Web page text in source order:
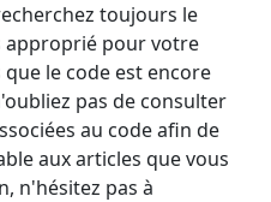
toujours le
approprié pour votre
le code est encore
pas de consulter
au code afin de
aux articles que vous
n'hésitez pas à